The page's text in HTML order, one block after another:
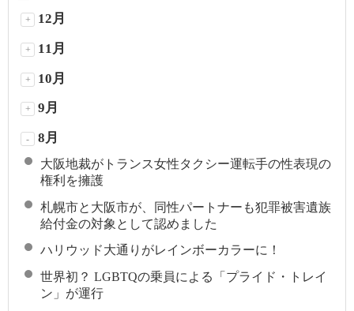
+ 12月
+ 11月
+ 10月
+ 9月
- 8月
大阪地裁がトランス女性タクシー運転手の性表現の
権利を擁護
札幌市と大阪市が、同性パートナーも犯罪被害遺族
給付金の対象として認めました
ハリウッド大通りがレインボーカラーに！
世界初？ LGBTQの乗員による「プライド・トレイ
ン」が運行